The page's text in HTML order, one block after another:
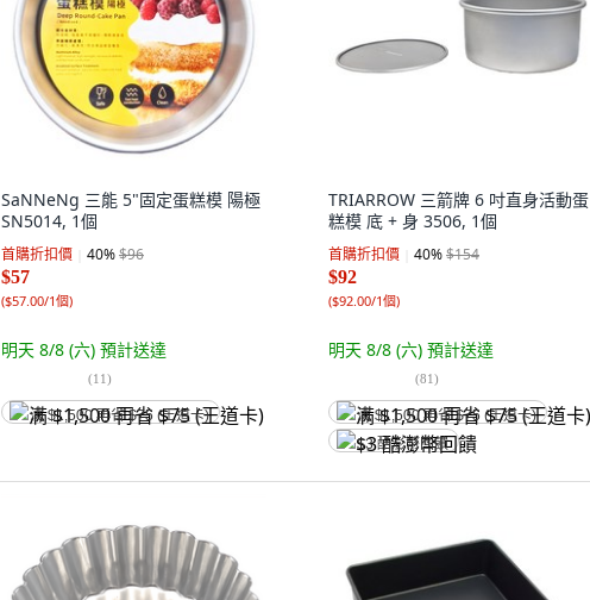
SaNNeNg 三能 5"固定蛋糕模 陽極
SN5014, 1個
首購折扣價 40%$96
$57
($57.00/1個)
明天 8/8 (六) 預計送達
(11)
满 $1,500 再省 $75 (王道卡)
TRIARROW 三箭牌 6 吋直身活動蛋
糕模 底 + 身 3506, 1個
首購折扣價 40%$154
$92
($92.00/1個)
明天 8/8 (六) 預計送達
(81)
满 $1,500 再省 $75 (王道卡)
$3 酷澎幣回饋